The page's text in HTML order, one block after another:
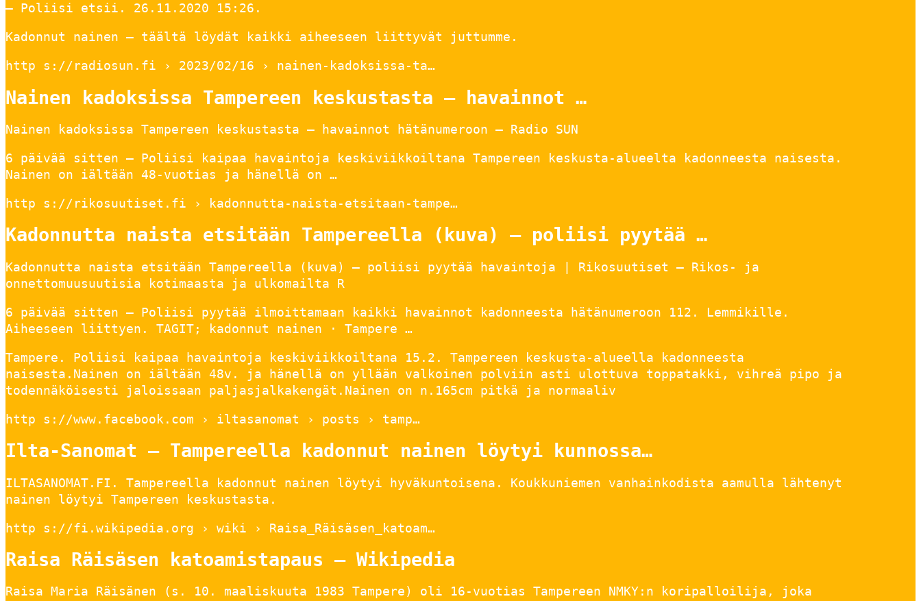
– Poliisi etsii. 26.11.2020 15:26.
Kadonnut nainen – täältä löydät kaikki aiheeseen liittyvät juttumme.
http s://radiosun.fi › 2023/02/16 › nainen-kadoksissa-ta…
Nainen kadoksissa Tampereen keskustasta – havainnot …
Nainen kadoksissa Tampereen keskustasta – havainnot hätänumeroon – Radio SUN
6 päivää sitten — Poliisi kaipaa havaintoja keskiviikkoiltana Tampereen keskusta-alueelta kadonneesta naisesta.
Nainen on iältään 48-vuotias ja hänellä on …
http s://rikosuutiset.fi › kadonnutta-naista-etsitaan-tampe…
Kadonnutta naista etsitään Tampereella (kuva) – poliisi pyytää …
Kadonnutta naista etsitään Tampereella (kuva) – poliisi pyytää havaintoja | Rikosuutiset – Rikos- ja
onnettomuusuutisia kotimaasta ja ulkomailta R
6 päivää sitten — Poliisi pyytää ilmoittamaan kaikki havainnot kadonneesta hätänumeroon 112. Lemmikille.
Aiheeseen liittyen. TAGIT; kadonnut nainen · Tampere …
Tampere. Poliisi kaipaa havaintoja keskiviikkoiltana 15.2. Tampereen keskusta-alueella kadonneesta
naisesta.Nainen on iältään 48v. ja hänellä on yllään valkoinen polviin asti ulottuva toppatakki, vihreä pipo ja
todennäköisesti jaloissaan paljasjalkakengät.Nainen on n.165cm pitkä ja normaaliv
http s://www.facebook.com › iltasanomat › posts › tamp…
Ilta-Sanomat – Tampereella kadonnut nainen löytyi kunnossa…
ILTASANOMAT.FI. Tampereella kadonnut nainen löytyi hyväkuntoisena. Koukkuniemen vanhainkodista aamulla lähtenyt
nainen löytyi Tampereen keskustasta.
http s://fi.wikipedia.org › wiki › Raisa_Räisäsen_katoam…
Raisa Räisäsen katoamistapaus – Wikipedia
Raisa Maria Räisänen (s. 10. maaliskuuta 1983 Tampere) oli 16-vuotias Tampereen NMKY:n koripalloilija, joka